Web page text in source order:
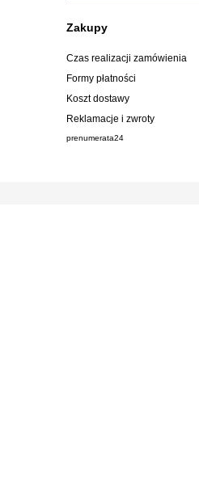
Zakupy
Czas realizacji zamówienia
Formy płatności
Koszt dostawy
Reklamacje i zwroty
prenumerata24